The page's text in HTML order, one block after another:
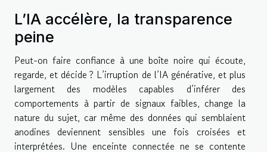
L’IA accélère, la transparence
peine
Peut-on faire confiance à une boîte noire qui écoute,
regarde, et décide ? L’irruption de l’IA générative, et plus
largement des modèles capables d’inférer des
comportements à partir de signaux faibles, change la
nature du sujet, car même des données qui semblaient
anodines deviennent sensibles une fois croisées et
interprétées. Une enceinte connectée ne se contente